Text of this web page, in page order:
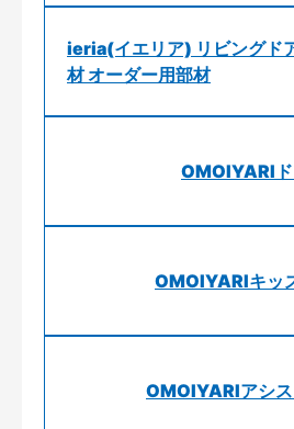
ieria(イエリア) リビングド
材 オーダー用部材
OMOIYARI
OMOIYARIキッ
OMOIYARIアシ